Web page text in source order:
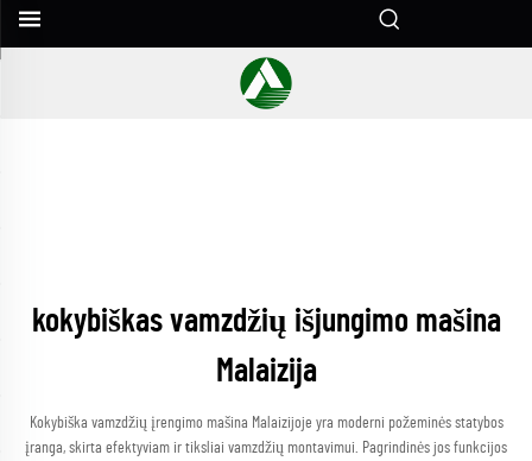
kokybiškas vamzdžių išjungimo mašina
Malaizija
Kokybiška vamzdžių įrengimo mašina Malaizijoje yra moderni požeminės statybos
įranga, skirta efektyviam ir tiksliai vamzdžių montavimui. Pagrindinės jos funkcijos